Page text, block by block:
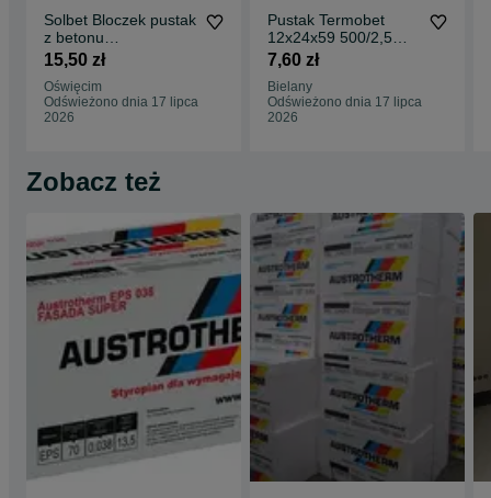
Solbet Bloczek pustak
z betonu
komórkowego
24x24x59 UZ
15,50 zł
Oświęcim
Odświeżono dnia 17 lipca
2026
Pustak Termobet
12x24x59 500/2,5
Mpa
7,60 zł
Bielany
Odświeżono dnia 17 lipca
2026
Zobacz też